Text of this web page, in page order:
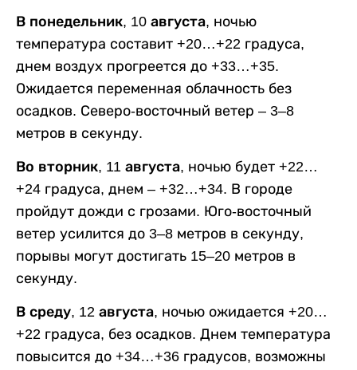
В понедельник, 10 августа, ночью
температура составит +20…+22 градуса,
днем воздух прогреется до +33…+35.
Ожидается переменная облачность без
осадков. Северо-восточный ветер – 3–8
метров в секунду.
Во вторник, 11 августа, ночью будет +22…
+24 градуса, днем – +32…+34. В городе
пройдут дожди с грозами. Юго-восточный
ветер усилится до 3–8 метров в секунду,
порывы могут достигать 15–20 метров в
секунду.
В среду, 12 августа, ночью ожидается +20…
+22 градуса, без осадков. Днем температура
повысится до +34…+36 градусов, возможны